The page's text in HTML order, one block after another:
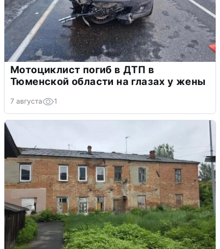
Мотоциклист погиб в ДТП в
Тюменской области на глазах у жены
7 августа 1